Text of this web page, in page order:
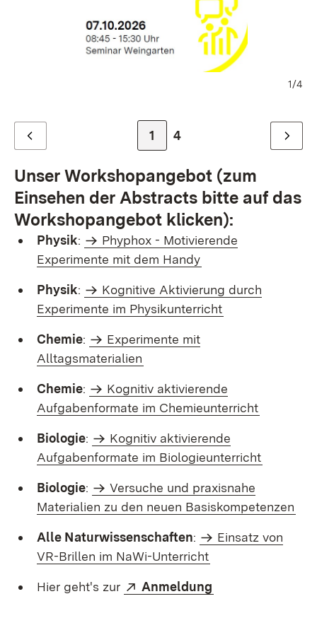
1/4
Zur Seite
1 Zur letzten Seite
4 Weiter
Unser Workshopangebot (zum
Einsehen der Abstracts bitte auf das
Workshopangebot klicken):
Physik:
Phyphox - Motivierende
Experimente mit dem Handy
Physik:
Kognitive Aktivierung durch
Experimente im Physikunterricht
Chemie:
Experimente mit
Alltagsmaterialien
Chemie:
Kognitiv aktivierende
Aufgabenformate im Chemieunterricht
Biologie:
Kognitiv aktivierende
Aufgabenformate im Biologieunterricht
Biologie:
Versuche und praxisnahe
Materialien zu den neuen Basiskompetenzen
Alle Naturwissenschaften:
Einsatz von
VR-Brillen im NaWi-Unterricht
Hier geht's zur Extern:
Anmeldung